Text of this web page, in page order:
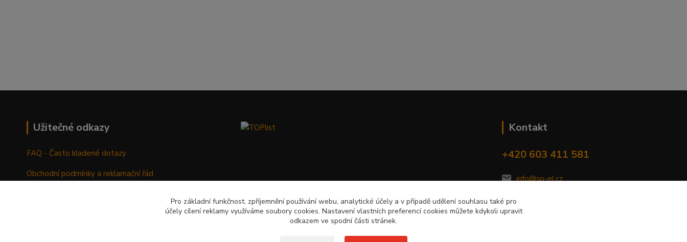
Užitečné odkazy
FAQ - Často kladené dotazy
Obchodní podmínky a reklamační řád
Kontakt
+420 603 411 581
info@sp-el.cz
Pro základní funkčnost, zpříjemnění používání webu, analytické účely a v případě udělení souhlasu také pro
účely cílení reklamy využíváme soubory cookies. Nastavení vlastních preferencí cookies můžete kdykoli upravit
odkazem ve spodní části stránek.